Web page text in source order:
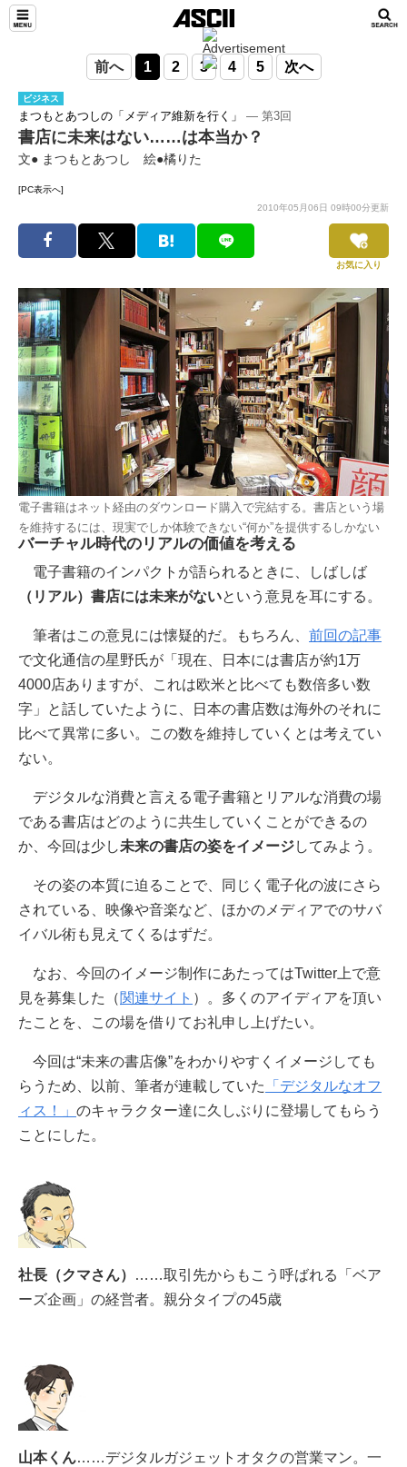
前へ 1 2 3 4 5 次へ
ビジネス
まつもとあつしの「メディア維新を行く」 ― 第3回
書店に未来はない……は本当か？
文● まつもとあつし 絵●橘りた
[PC表示へ]
2010年05月06日 09時00分更新
お気に入り
電子書籍はネット経由のダウンロード購入で完結する。書店という場
を維持するには、現実でしか体験できない“何か”を提供するしかない
バーチャル時代のリアルの価値を考える
電子書籍のインパクトが語られるときに、しばしば
（リアル）書店には未来がないという意見を耳にする。
筆者はこの意見には懐疑的だ。もちろん、 前回の記事
で文化通信の星野氏が「現在、日本には書店が約1万
4000店ありますが、これは欧米と比べても数倍多い数
字」と話していたように、日本の書店数は海外のそれに
比べて異常に多い。この数を維持していくとは考えてい
ない。
デジタルな消費と言える電子書籍とリアルな消費の場
である書店はどのように共生していくことができるの
か、今回は少し未来の書店の姿をイメージしてみよう。
その姿の本質に迫ることで、同じく電子化の波にさら
されている、映像や音楽など、ほかのメディアでのサバ
イバル術も見えてくるはずだ。
なお、今回のイメージ制作にあたってはTwitter上で意
見を募集した（関連サイト ）。多くのアイディアを頂い
たことを、この場を借りてお礼申し上げたい。
今回は“未来の書店像”をわかりやすくイメージしても
らうため、以前、筆者が連載していた
「デジタルなオフ
ィス！」 のキャラクター達に久しぶりに登場してもらう
ことにした。
社長（クマさん）
……取引先からもこう呼ばれる「ベア
ーズ企画」の経営者。親分タイプの45歳
山本くん……デジタルガジェットオタクの営業マン。一